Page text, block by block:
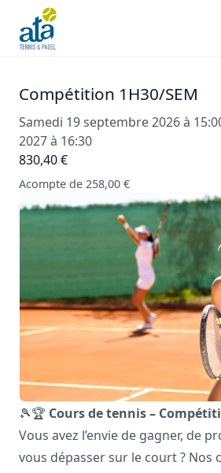
Compétition 1H30/SEM
Samedi 19 septembre 2026 à
2027 à 16:30
830,40 €
Acompte de 258,00 €
🎾🏆 Cours de tennis –
Vous avez l’envie de gagner, de
vous dépasser sur le court ? Nos